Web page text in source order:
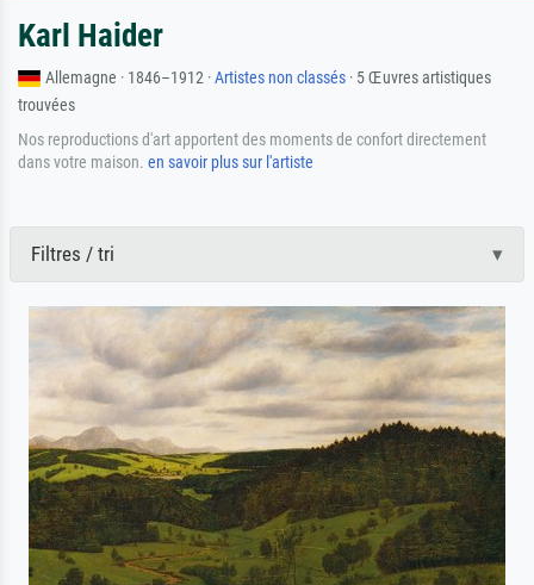
Karl Haider
Allemagne · 1846–1912 ·Artistes non classés · 5 Œuvres artistiques
trouvées
Nos reproductions d'art apportent des moments de confort directement
dans votre maison. en savoir plus sur l'artiste
Filtres / tri